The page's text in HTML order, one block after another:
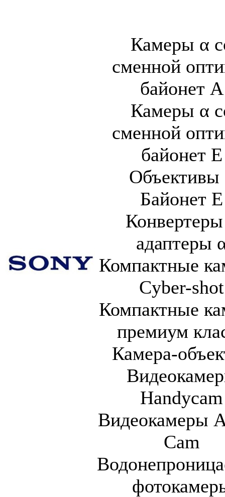
Камеры α
сменной
байонет A
Камеры α
сменной
байонет E
Объективы
Байонет E
адаптеры
Компактные
Cyber-shot
Компактные
премиум
Камера-
Handycam
Видеокамеры
Cam